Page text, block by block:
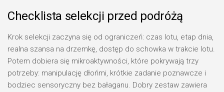
Checklista selekcji przed podróżą
Krok selekcji zaczyna się od ograniczeń: czas lotu, etap dnia,
realna szansa na drzemkę, dostęp do schowka w trakcie lotu.
Potem dobiera się mikroaktywności, które pokrywają trzy
potrzeby: manipulację dłońmi, krótkie zadanie poznawcze i
bodziec sensoryczny bez bałaganu. Dobry zestaw zawiera